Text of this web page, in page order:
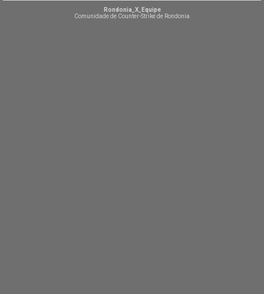
Rondonia_X_Equipe
Comunidade de Counter-Strike de Rondonia